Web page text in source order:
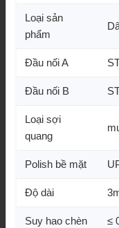
Loại sản
phẩm
Đầu nối A
Đầu nối B
Loại sợi
quang
Polish bề mặt
Độ dài
Suy hao chèn ≤